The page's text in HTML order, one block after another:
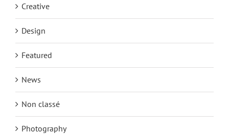
Creative
Design
Featured
News
Non classé
Photography